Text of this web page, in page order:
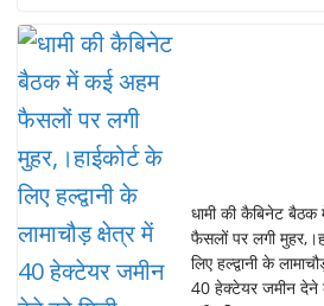
e
b
o
o
k
at
s
A
p
p
आगामी दिनों में मानसून
धामी की कैबिनेट बैठक